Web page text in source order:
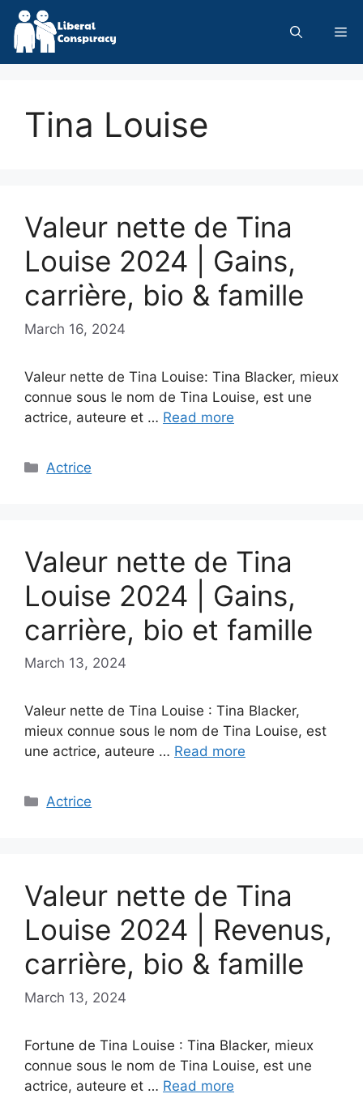
Skip
content
Tina Louise
Valeur nette de Tina
Louise 2024 | Gains,
carrière, bio & famille
March 16, 2024
Valeur nette de Tina Louise: Tina Blacker, mieux
connue sous le nom de Tina Louise, est une
actrice, auteure et … Read more
Categories
Actrice
Valeur nette de Tina
Louise 2024 | Gains,
carrière, bio et famille
March 13, 2024
Valeur nette de Tina Louise : Tina Blacker,
mieux connue sous le nom de Tina Louise, est
une actrice, auteure … Read more
Categories
Actrice
Valeur nette de Tina
Louise 2024 | Revenus,
carrière, bio & famille
March 13, 2024
Fortune de Tina Louise : Tina Blacker, mieux
connue sous le nom de Tina Louise, est une
actrice, auteure et … Read more